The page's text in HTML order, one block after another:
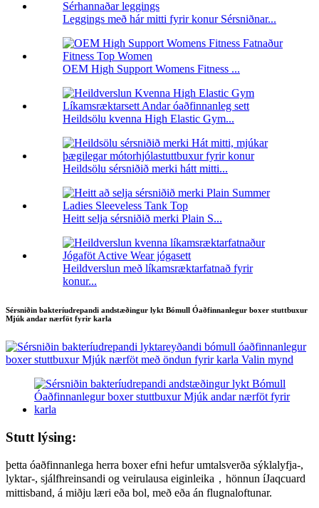
Leggings með hár mitti fyrir konur Sérsniðnar...
OEM High Support Womens Fitness ...
Heildsölu kvenna High Elastic Gym...
Heildsölu sérsniðið merki hátt mitti...
Heitt selja sérsniðið merki Plain S...
Heildverslun með líkamsræktarfatnað fyrir
konur...
Sérsniðin bakteríudrepandi andstæðingur lykt Bómull Óaðfinnanlegur boxer stuttbuxur
Mjúk andar nærföt fyrir karla
Stutt lýsing:
þetta óaðfinnanlega herra boxer efni hefur umtalsverða sýklalyfja-,
lyktar-, sjálfhreinsandi og veirulausa eiginleika ， hönnun íJaqcuard
mittisband, á miðju læri eða bol, með eða án flugnaloftunar.